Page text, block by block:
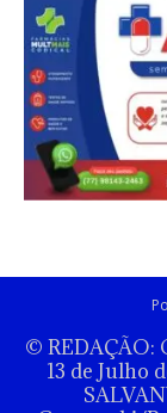
© REDAÇÃO:
13 de Julho